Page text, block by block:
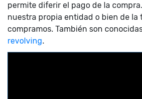
permite diferir el pago de la
nuestra propia entidad o bien de la
compramos. También son
revolving.